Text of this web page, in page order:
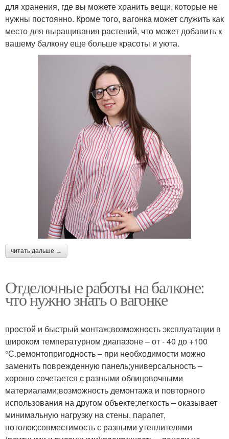
для хранения, где вы можете хранить вещи, которые не
нужны постоянно. Кроме того, вагонка может служить как
место для выращивания растений, что может добавить к
вашему балкону еще больше красоты и уюта.
читать дальше →
Отделочные работы на балконе:
что нужно знать о вагонке
простой и быстрый монтаж;возможность эксплуатации в
широком температурном диапазоне – от - 40 до +100
°С.ремонтопригодность – при необходимости можно
заменить поврежденную панель;универсальность –
хорошо сочетается с разными облицовочными
материалами;возможность демонтажа и повторного
использования на другом объекте;легкость – оказывает
минимальную нагрузку на стены, парапет,
потолок;совместимость с разными утеплителями